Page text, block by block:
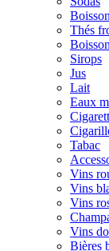
Thés
Sirops
Jus
Lait
Eaux
Tabac
Vins
Vins
Vins
Vins
Bières